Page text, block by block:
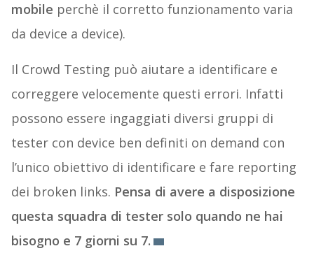
mobile perchè il corretto funzionamento varia
da device a device).
Il Crowd Testing può aiutare a identificare e
correggere velocemente questi errori. Infatti
possono essere ingaggiati diversi gruppi di
tester con device ben definiti on demand con
l’unico obiettivo di identificare e fare reporting
dei broken links. Pensa di avere a disposizione
questa squadra di tester solo quando ne hai
bisogno e 7 giorni su 7.